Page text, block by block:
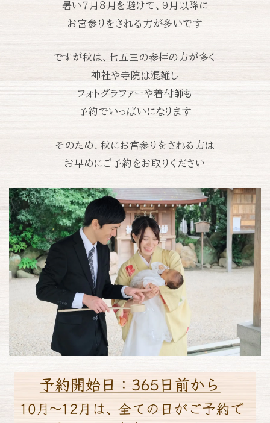
暑い７月８月を避けて、 9月以降に
お宮参りをされる方が多いです
ですが秋は、七五三の参拝の方が多く
神社や寺院は混雑し
フォトグラファーや着付師も
予約でいっぱいになります
そのため、秋にお宮参りをされる方は
お早めにご予約をお取りください